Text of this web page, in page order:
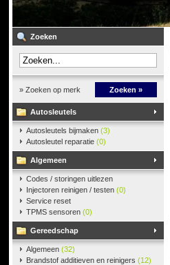
Zoeken
» Zoeken op merk Zoeken »
Autosleutels
Autosleutels bijmaken (3)
Autosleutel reparatie (0)
Algemeen
Codes / storingen uitlezen
Injectoren reinigen / testen (0)
Service reset
TPMS sensoren (0)
Gereedschap
Algemeen (32)
Brandstof additieven en reinigers (12)